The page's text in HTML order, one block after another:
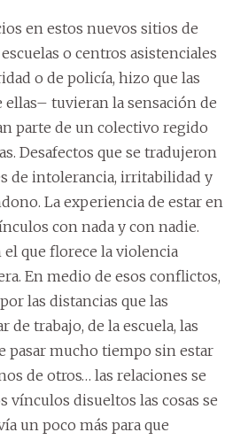
en estos nuevos sitios de
o centros asistenciales
o de policía, hizo que las
tuvieran la sensación de
parte de un colectivo regido
Desafectos que se tradujeron
de intolerancia, irritabilidad y
La experiencia de estar en
con nada y con nadie.
que florece la violencia
En medio de esos conflictos,
las distancias que las
de trabajo, de la escuela, las
pasar mucho tiempo sin estar
de otros… las relaciones se
vínculos disueltos las cosas se
un poco más para que